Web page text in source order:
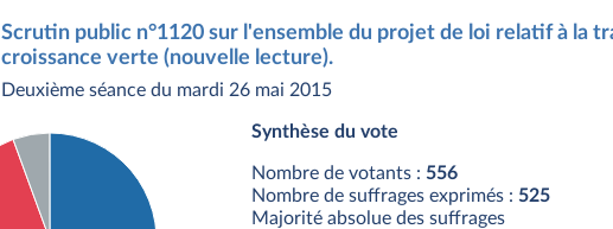
Scrutin public n°1120 sur l'ensemble du projet de loi relatif à la
croissance verte (nouvelle lecture).
Deuxième séance du mardi 26 mai 2015
Synthèse du vote
Nombre de votants : 556
Nombre de suffrages exprimés : 525
Majorité absolue des suffrages